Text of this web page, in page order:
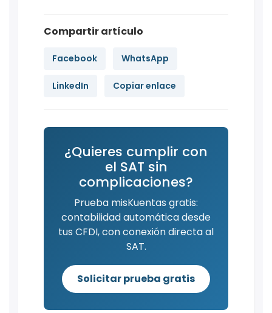
Compartir artículo
Facebook WhatsApp
LinkedIn Copiar enlace
¿Quieres cumplir con
el SAT sin
complicaciones?
Prueba misKuentas gratis:
contabilidad automática desde
tus CFDI, con conexión directa al
SAT.
Solicitar prueba gratis